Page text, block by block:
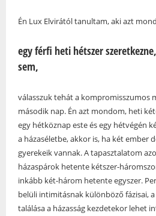
Én Lux Elvirától tanultam, aki azt
egy férfi heti hétszer
sem,
válasszuk tehát a kompromisszumos
második nap. Én azt mondom, heti
egy hétköznap este és egy hétvégén
a házaséletbe, akkor is, ha két ember
gyerekeik vannak. A tapasztalatom
házaspárok hetente kétszer-
inkább két-három hetente egyszer.
belüli intimitásnak különböző fázisai,
találása a házasság kezdetekor lehet